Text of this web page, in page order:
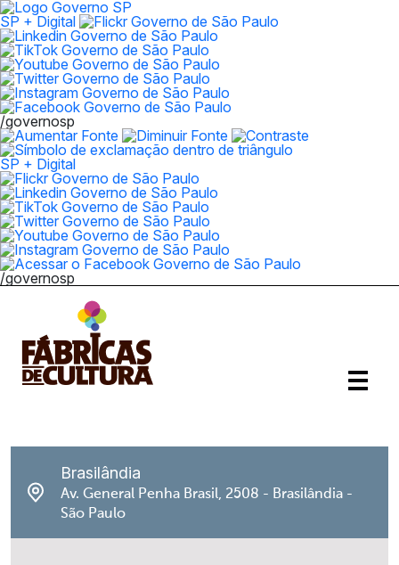
SP + Digital
/governosp
SP + Digital
/governosp
Brasilândia
Av. General Penha Brasil, 2508 - Brasilândia -
São Paulo